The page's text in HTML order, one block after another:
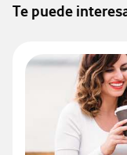
Te puede